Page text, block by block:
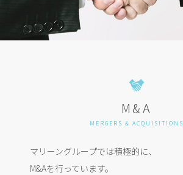
M&A
MERGERS & ACQUISITIONS
マリーングループでは積極的に、
M&Aを行っています。